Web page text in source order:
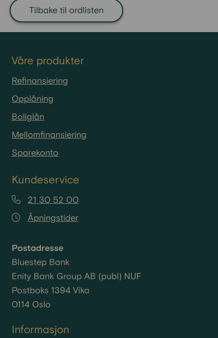
Tilbake til ordlisten
Våre produkter
Refinansiering
Opplåning
Boliglån
Mellomfinansiering
Sparekonto
Kundeservice
21 30 52 00
Åpningstider
Postadresse
Bluestep Bank
Enity Bank Group AB (publ) NUF
Postboks 1394 Vika
0114 Oslo
Informasjon